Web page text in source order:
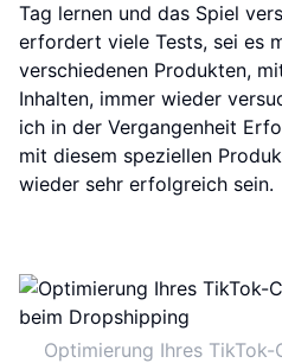
Tag lernen und das Spiel
erfordert viele Tests, sei es
verschiedenen Produkten,
Inhalten, immer wieder
ich in der Vergangenheit
mit diesem speziellen
wieder sehr erfolgreich sein.
Optimierung Ihres